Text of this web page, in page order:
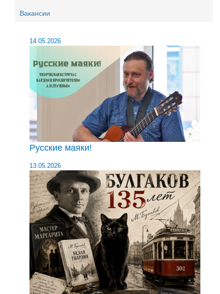
Вакансии
14.05.2026
Русские маяки!
13.05.2026